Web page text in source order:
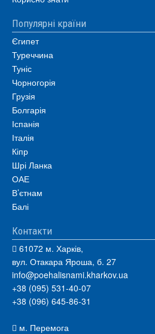
Популярні країни
Єгипет
Туреччина
Туніс
Чорногорія
Грузія
Болгарія
Іспанія
Італія
Кіпр
Шрі Ланка
ОАЕ
В’єтнам
Балі
Контакти
61072 м. Харків,
вул. Отакара Яроша, б. 27
info@poehalisnami.kharkov.ua
+38 (095) 531-40-07
+38 (096) 645-86-31
м. Перемога